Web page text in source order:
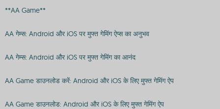
**AA Game**
AA गेम्स: Android और iOS पर मुफ्त गेमिंग ऐप्स का अनुभव
AA गेम्स: Android और iOS पर मुफ्त गेमिंग का आनंद
AA Game डाउनलोड करें: Android और iOS के लिए मुफ्त गेमिंग ऐप
AA Game डाउनलोड: Android और iOS के लिए मुफ्त गेमिंग ऐप